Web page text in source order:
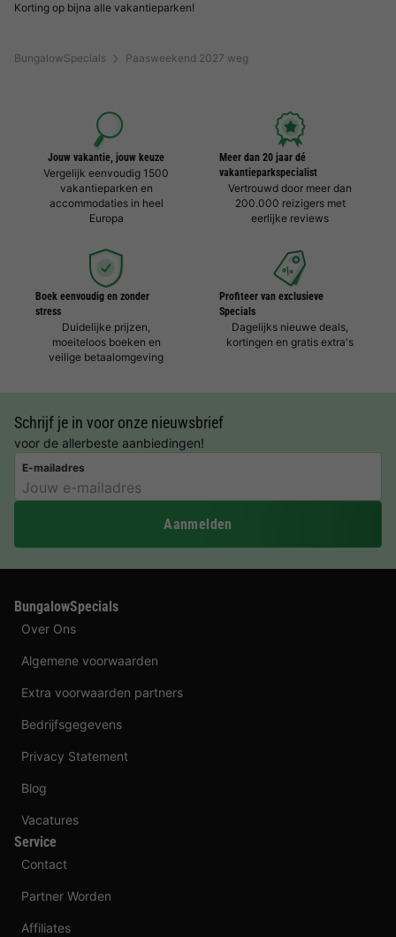
BungalowSpecials Paasweekend 2027 weg
Korting op bijna alle vakantieparken!
Jouw vakantie, jouw keuze
Vergelijk eenvoudig 1500
vakantieparken en
accommodaties in heel
Europa
Meer dan 20 jaar dé
vakantieparkspecialist
Vertrouwd door meer dan
200.000 reizigers met
eerlijke reviews
Boek eenvoudig en zonder
stress
Duidelijke prijzen,
moeiteloos boeken en
veilige betaalomgeving
Profiteer van exclusieve
Specials
Dagelijks nieuwe deals,
kortingen en gratis extra's
Schrijf je in voor onze nieuwsbrief
voor de allerbeste aanbiedingen!
E-mailadres
Aanmelden
BungalowSpecials
Over Ons
Algemene voorwaarden
Extra voorwaarden partners
Bedrijfsgegevens
Privacy Statement
Blog
Vacatures
Service
Contact
Partner Worden
Affiliates